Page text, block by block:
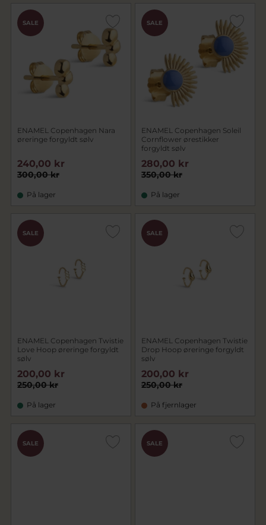
SALE
ENAMEL Copenhagen Nara
øreringe forgyldt sølv
300,00 kr
240,00 kr
På lager
SALE
ENAMEL Copenhagen Soleil
Cornflower ørestikker
forgyldt sølv
350,00 kr
280,00 kr
På lager
SALE
ENAMEL Copenhagen Twistie
Love Hoop øreringe forgyldt
sølv
250,00 kr
200,00 kr
På lager
SALE
ENAMEL Copenhagen Twistie
Drop Hoop øreringe forgyldt
sølv
250,00 kr
200,00 kr
På fjernlager
SALE SALE